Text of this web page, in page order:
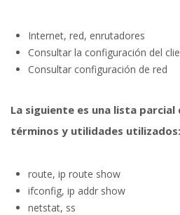
Internet, red, enrutadores
Consultar la configuración del
Consultar configuración de red
La siguiente es una lista parcial
términos y utilidades utilizados:
route, ip route show
ifconfig, ip addr show
netstat, ss